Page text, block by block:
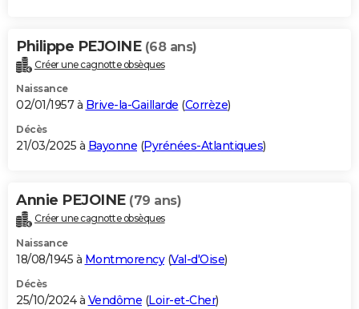
Philippe PEJOINE (68 ans)
Créer une cagnotte obsèques
Naissance
02/01/1957 à Brive-la-Gaillarde (Corrèze)
Décès
21/03/2025 à Bayonne (Pyrénées-Atlantiques)
Annie PEJOINE (79 ans)
Créer une cagnotte obsèques
Naissance
18/08/1945 à Montmorency(Val-d'Oise)
Décès
25/10/2024 à Vendôme (Loir-et-Cher)